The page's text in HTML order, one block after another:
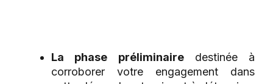
La phase préliminairedestinée à
corroborer votre engagement dans